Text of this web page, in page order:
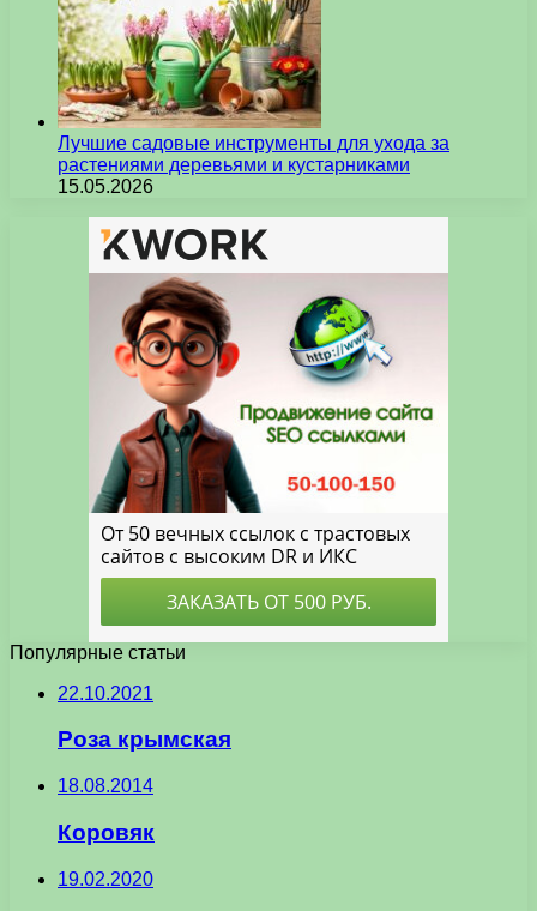
Лучшие садовые инструменты для ухода за
растениями деревьями и кустарниками
15.05.2026
Популярные статьи
22.10.2021
Роза крымская
18.08.2014
Коровяк
19.02.2020